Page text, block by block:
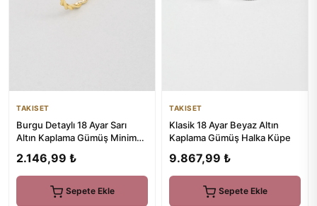
TAKISET
Burgu Detaylı 18 Ayar Sarı
Altın Kaplama Gümüş Minimal
2.146,99 ₺
Sepete Ekle
TAKISET
Klasik 18 Ayar Beyaz Altın
Kaplama Gümüş Halka Küpe
9.867,99 ₺
Sepete Ekle